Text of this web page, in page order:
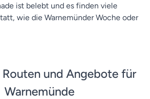
ist belebt und es finden viele
wie die Warnemünder Woche oder
und Angebote für
Warnemünde